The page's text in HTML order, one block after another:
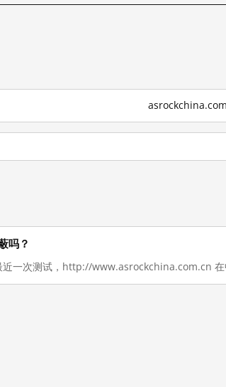
吗？
一次测试，http://www.asrockchina.com.cn 在